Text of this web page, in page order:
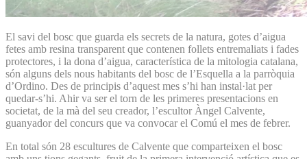
El savi del bosc que guarda els secrets de la natura, gotes d’aigua
fetes amb resina transparent que contenen follets entremaliats i fades
protectores, i la dona d’aigua, característica de la mitologia catalana,
són alguns dels nous habitants del bosc de l’Esquella a la parròquia
d’Ordino. Des de principis d’aquest mes s’hi han instal·lat per
quedar-s’hi. Ahir va ser el torn de les primeres presentacions en
societat, de la mà del seu creador, l’escultor Àngel Calvente,
guanyador del concurs que va convocar el Comú el mes de febrer.
En total són 28 escultures de Calvente que comparteixen el bosc